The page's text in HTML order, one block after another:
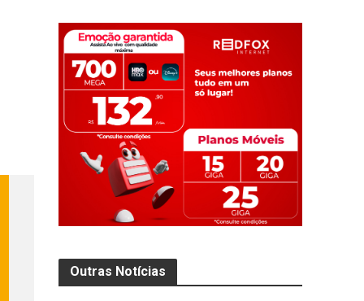
Outras Notícias